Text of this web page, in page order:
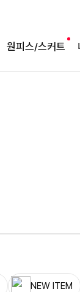
원피스/스커트
NEW ITEM